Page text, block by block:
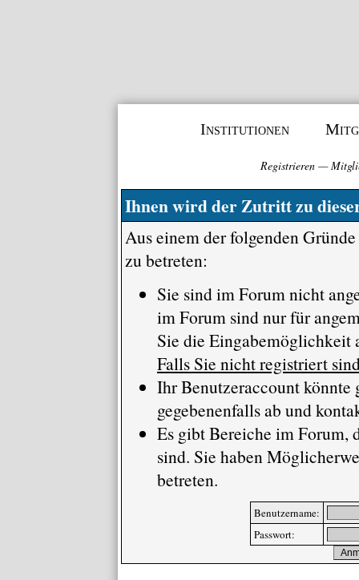
Institutionen
Registrieren—
Ihnen wird der Zutritt zu
Aus einem der folgenden
zu betreten:
Sie sind im Forum nicht
im Forum sind nur für
Sie die Eingabemöglichkeit
Falls Sie nicht registriert
Ihr Benutzeraccount könnte
gegebenenfalls ab und
Es gibt Bereiche im Forum,
sind. Sie haben
betreten.
Benutzername:
Passwort: